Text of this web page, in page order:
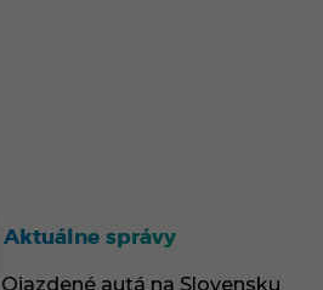
Aktuálne správy
Ojazdené autá na Slovensku